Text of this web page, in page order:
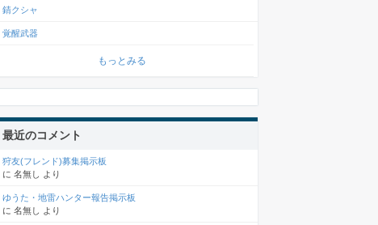
錆クシャ
覚醒武器
もっとみる
最近のコメント
狩友(フレンド)募集掲示板
に 名無し より
ゆうた・地雷ハンター報告掲示板
に 名無し より